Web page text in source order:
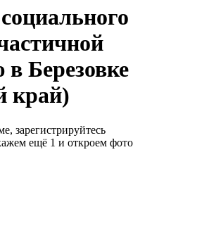
в Березовке
край)
зарегистрируйтесь
ещё 1 и откроем фото